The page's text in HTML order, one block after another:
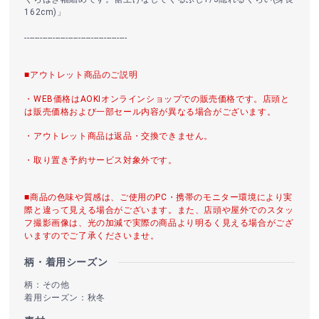
162cm)」
----------------------------------------
■アウトレット商品のご説明
・WEB価格はAOKIオンラインショップでの販売価格です。店頭と
は販売価格および一部セール内容が異なる場合がございます。
・アウトレット商品は返品・交換できません。
・取り置き予約サービス対象外です。
■商品の色味や質感は、ご使用のPC・携帯のモニター環境により実
際と違って見える場合がございます。また、店頭や屋外でのスタッ
フ撮影画像は、光の加減で実際の商品より明るく見える場合がござ
いますのでご了承くださいませ。
柄・着用シーズン
柄：その他
着用シーズン：秋冬